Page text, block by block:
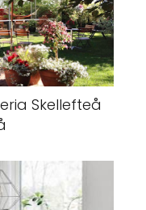
Skellefteå